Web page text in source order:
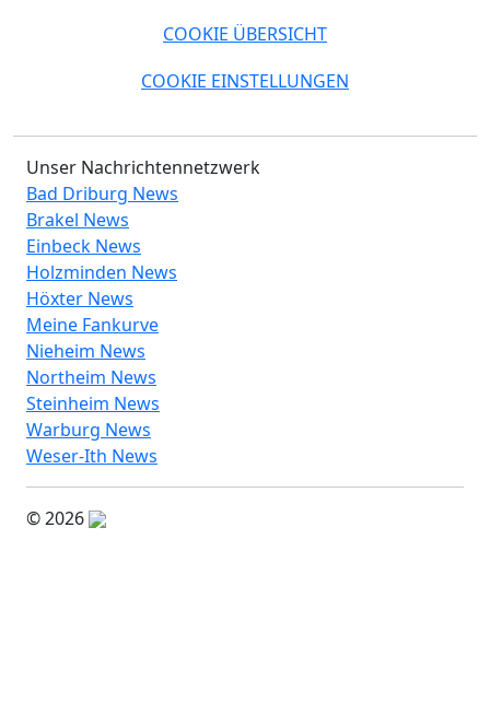
COOKIE ÜBERSICHT
COOKIE EINSTELLUNGEN
Unser Nachrichtennetzwerk
Bad Driburg News
Brakel News
Einbeck News
Holzminden News
Höxter News
Meine Fankurve
Nieheim News
Northeim News
Steinheim News
Warburg News
Weser-Ith News
© 2026